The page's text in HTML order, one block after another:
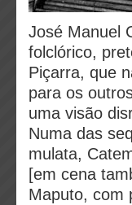
José Manuel
folclórico,
Piçarra, que
para os
uma visão
Numa das
mulata,
[em cena
Maputo, com